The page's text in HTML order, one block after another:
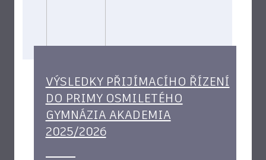
VÝSLEDKY PŘIJÍMACÍHO ŘÍZENÍ
DO PRIMY OSMILETÉHO
GYMNÁZIA AKADEMIA
2025/2026